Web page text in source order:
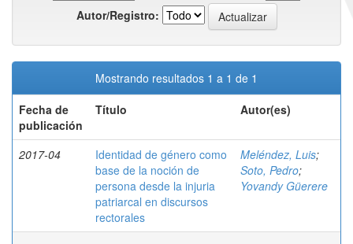
Autor/Registro:
Mostrando resultados 1 a 1 de 1
Fecha de
publicación
Título Autor(es)
2017-04
Identidad de género como
base de la noción de
persona desde la injuria
patriarcal en discursos
rectorales
Meléndez, Luis;
Soto, Pedro;
Yovandy Güerere